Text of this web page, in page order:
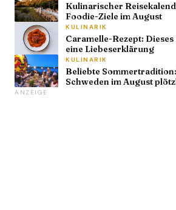
Kulinarischer
Foodie-Ziele im August
KULINARIK
Caramelle-Rezept:
eine Liebeserklärung
KULINARIK
Beliebte
Schweden im August
ANZEIGE